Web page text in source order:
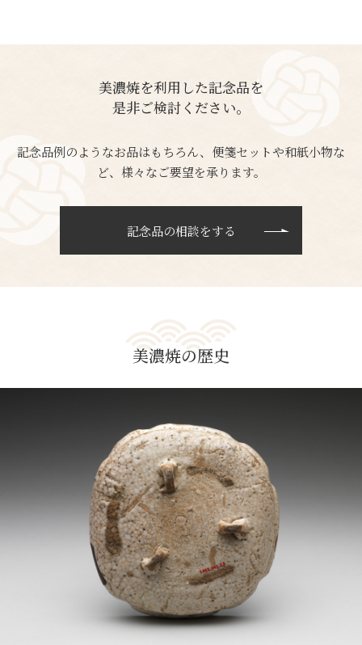
美濃焼を利用した記念品を
是非ご検討ください。
記念品例のようなお品はもちろん、便箋セットや和紙小物な
ど、様々なご要望を承ります。
記念品の相談をする
美濃焼の歴史